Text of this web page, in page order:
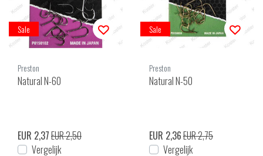
Sale
Preston
Natural N-60
EUR 2,37EUR 2,50
Vergelijk
Sale
Preston
Natural N-50
EUR 2,36EUR 2,75
Vergelijk